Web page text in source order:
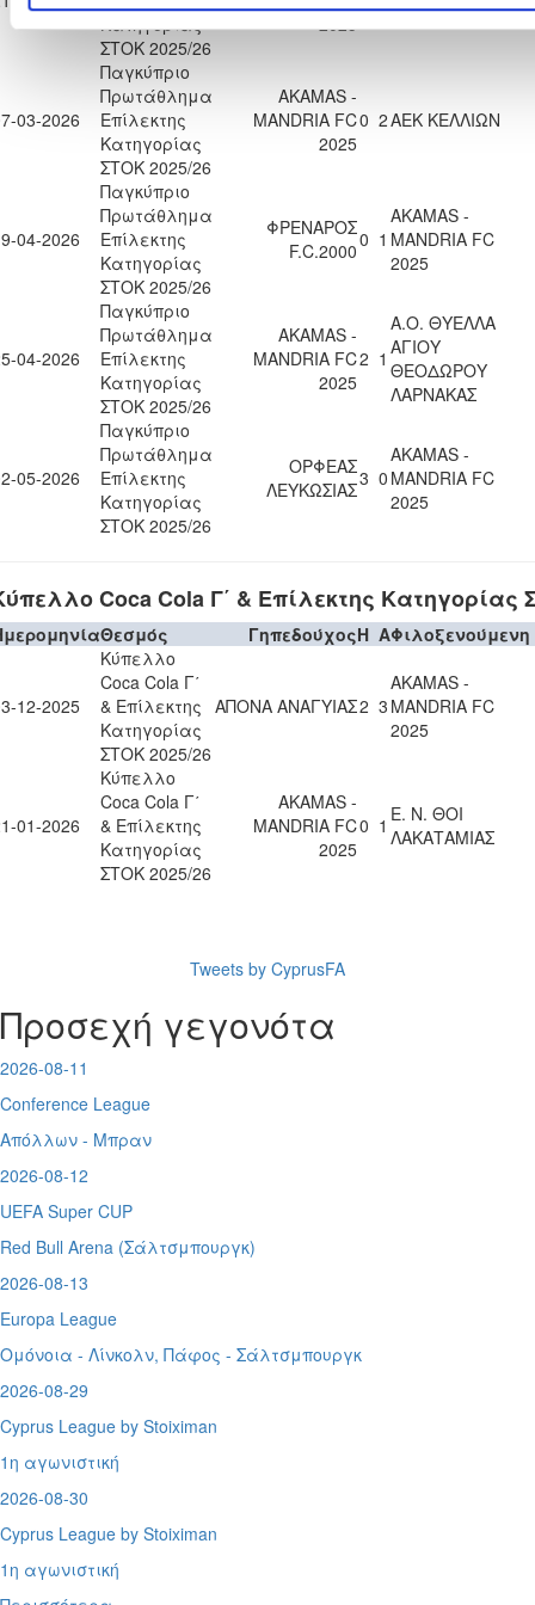
Κατηγορίας
ΣΤΟΚ 2025/26
2025
03-2026
Παγκύπριο
Πρωτάθλημα
Επίλεκτης
Κατηγορίας
ΣΤΟΚ 2025/26
AKAMAS -
MANDRIA FC
2025
0 2ΑΕΚ ΚΕΛΛΙΩΝ
04-2026
Παγκύπριο
Πρωτάθλημα
Επίλεκτης
Κατηγορίας
ΣΤΟΚ 2025/26
ΦΡΕΝΑΡΟΣ
F.C.20000 1
AKAMAS -
MANDRIA FC
2025
04-2026
Παγκύπριο
Πρωτάθλημα
Επίλεκτης
Κατηγορίας
ΣΤΟΚ 2025/26
AKAMAS -
MANDRIA FC
2025
2 1
Α.Ο. ΘΥΕΛΛΑ
ΑΓΙΟΥ
ΘΕΟΔΩΡΟΥ
ΛΑΡΝΑΚΑΣ
05-2026
Παγκύπριο
Πρωτάθλημα
Επίλεκτης
Κατηγορίας
ΣΤΟΚ 2025/26
ΟΡΦΕΑΣ
ΛΕΥΚΩΣΙΑΣ3 0
AKAMAS -
MANDRIA FC
2025
Coca Cola Γ΄ & Επίλεκτης Κατηγορίας
Θεσμός ΓηπεδούχοςH AΦιλοξενούμενη
12-2025
Κύπελλο
Coca Cola Γ΄
& Επίλεκτης
Κατηγορίας
ΣΤΟΚ 2025/26
ΑΠΟΝΑ ΑΝΑΓΥΙΑΣ2 3
AKAMAS -
MANDRIA FC
2025
01-2026
Κύπελλο
Coca Cola Γ΄
& Επίλεκτης
Κατηγορίας
ΣΤΟΚ 2025/26
AKAMAS -
MANDRIA FC
2025
0 1 Ε. Ν. ΘΟΙ
ΛΑΚΑΤΑΜΙΑΣ
Tweets by CyprusFA
Προσεχή γεγονότα
2026-08-11
Conference League
Απόλλων - Μπραν
2026-08-12
UEFA Super CUP
Red Bull Arena (Σάλτσμπουργκ)
2026-08-13
Europa League
Ομόνοια - Λίνκολν, Πάφος - Σάλτσμπουργκ
2026-08-29
Cyprus League by Stoiximan
1η αγωνιστική
2026-08-30
Cyprus League by Stoiximan
1η αγωνιστική